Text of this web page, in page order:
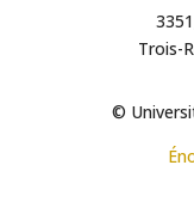
Trois-
©